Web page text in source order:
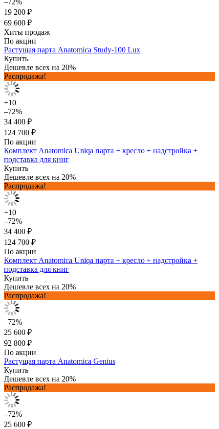
19 200 ₽
69 600 ₽
Хиты продаж
По акции
Растущая парта Anatomica Study-100 Lux
Купить
Дешевле всех на 20%
Распродажа!
+10
–72%
34 400 ₽
124 700 ₽
По акции
Комплект Anatomica Uniqa парта + кресло + надстройка +
подставка для книг
Купить
Дешевле всех на 20%
Распродажа!
+10
–72%
34 400 ₽
124 700 ₽
По акции
Комплект Anatomica Uniqa парта + кресло + надстройка +
подставка для книг
Купить
Дешевле всех на 20%
Распродажа!
–72%
25 600 ₽
92 800 ₽
По акции
Растущая парта Anatomica Genius
Купить
Дешевле всех на 20%
Распродажа!
–72%
25 600 ₽